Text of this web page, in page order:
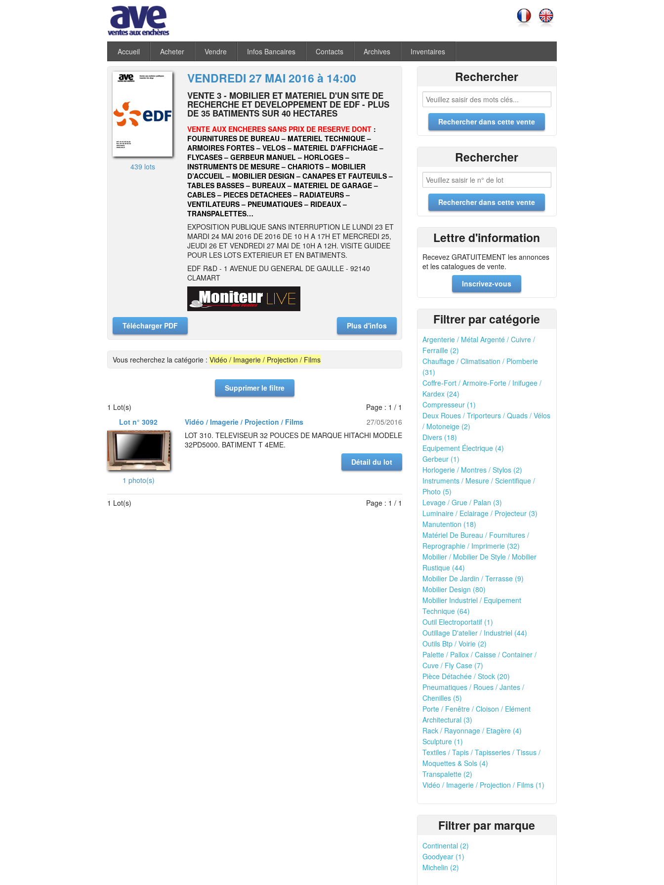
Accueil Acheter Vendre Infos Bancaires Contacts Archives Inventaires
439 lots
VENDREDI 27 MAI 2016 à 14:00
VENTE 3 - MOBILIER ET MATERIEL D'UN SITE DE
RECHERCHE ET DEVELOPPEMENT DE EDF - PLUS
DE 35 BATIMENTS SUR 40 HECTARES
VENTE AUX ENCHERES SANS PRIX DE RESERVE DONT :
FOURNITURES DE BUREAU – MATERIEL TECHNIQUE –
ARMOIRES FORTES – VELOS – MATERIEL D’AFFICHAGE –
FLYCASES – GERBEUR MANUEL – HORLOGES –
INSTRUMENTS DE MESURE – CHARIOTS – MOBILIER
D’ACCUEIL – MOBILIER DESIGN – CANAPES ET FAUTEUILS –
TABLES BASSES – BUREAUX – MATERIEL DE GARAGE –
CABLES – PIECES DETACHEES – RADIATEURS –
VENTILATEURS – PNEUMATIQUES – RIDEAUX –
TRANSPALETTES…
EXPOSITION PUBLIQUE SANS INTERRUPTION LE LUNDI 23 ET
MARDI 24 MAI 2016 DE 2016 DE 10 H A 17H ET MERCREDI 25,
JEUDI 26 ET VENDREDI 27 MAI DE 10H A 12H. VISITE GUIDEE
POUR LES LOTS EXTERIEUR ET EN BATIMENTS.
EDF R&D - 1 AVENUE DU GENERAL DE GAULLE - 92140
CLAMART
Télécharger PDF Plus d'infos
Vous recherchez la catégorie : Vidéo / Imagerie / Projection / Films
Supprimer le filtre
1 Lot(s)
Page : 1 / 1
Lot n° 3092
Vidéo / Imagerie / Projection / Films 27/05/2016
1 photo(s)
LOT 310. TELEVISEUR 32 POUCES DE MARQUE HITACHI MODELE
32PD5000. BATIMENT T 4EME.
Détail du lot
1 Lot(s) Page : 1 / 1
Rechercher
Rechercher
Lettre d'information
Recevez GRATUITEMENT les annonces
et les catalogues de vente.
Inscrivez-vous
Filtrer par catégorie
Argenterie / Métal Argenté / Cuivre /
Ferraille (2)
Chauffage / Climatisation / Plomberie
(31)
Coffre-Fort / Armoire-Forte / Inifugee /
Kardex (24)
Compresseur (1)
Deux Roues / Triporteurs / Quads / Vélos
/ Motoneige (2)
Divers (18)
Equipement Électrique (4)
Gerbeur (1)
Horlogerie / Montres / Stylos (2)
Instruments / Mesure / Scientifique /
Photo (5)
Levage / Grue / Palan (3)
Luminaire / Eclairage / Projecteur (3)
Manutention (18)
Matériel De Bureau / Fournitures /
Reprographie / Imprimerie (32)
Mobilier / Mobilier De Style / Mobilier
Rustique (44)
Mobilier De Jardin / Terrasse (9)
Mobilier Design (80)
Mobilier Industriel / Equipement
Technique (64)
Outil Electroportatif (1)
Outillage D'atelier / Industriel (44)
Outils Btp / Voirie (2)
Palette / Pallox / Caisse / Container /
Cuve / Fly Case (7)
Pièce Détachée / Stock (20)
Pneumatiques / Roues / Jantes /
Chenilles (5)
Porte / Fenêtre / Cloison / Elément
Architectural (3)
Rack / Rayonnage / Etagère (4)
Sculpture (1)
Textiles / Tapis / Tapisseries / Tissus /
Moquettes & Sols (4)
Transpalette (2)
Vidéo / Imagerie / Projection / Films (1)
Filtrer par marque
Continental (2)
Goodyear (1)
Michelin (2)